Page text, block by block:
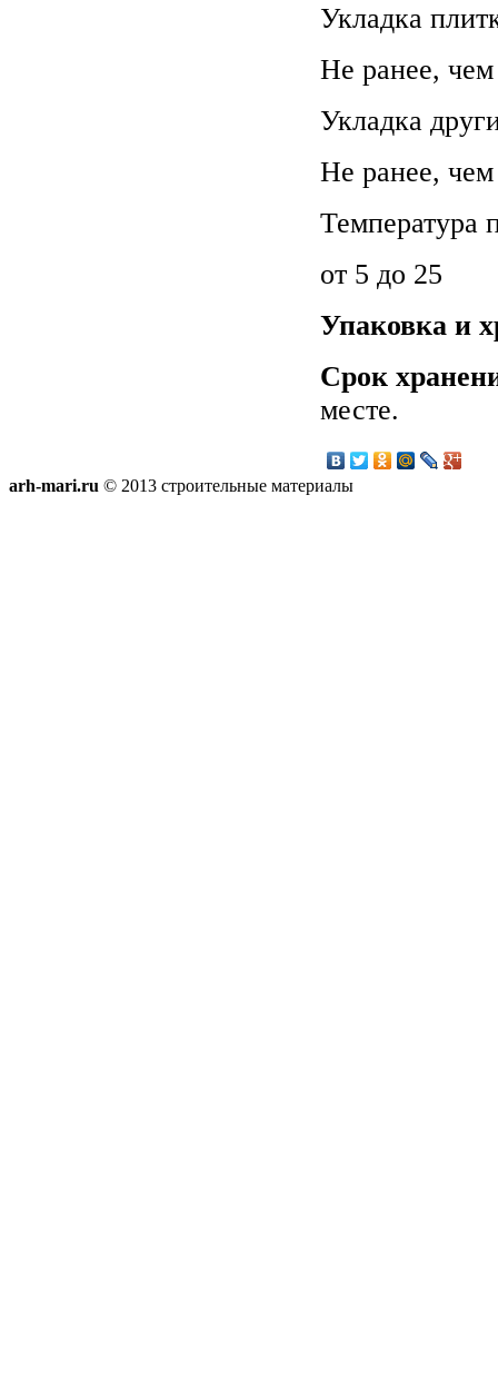
Укладка
Не ранее, чем
Укладка
Не ранее, чем
Температура
от 5 до 25
Упаковка и
Срок
месте.
arh-mari.ru © 2013 строительные материалы